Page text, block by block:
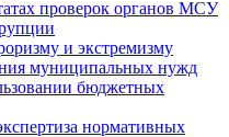
проверок органов МСУ
и экстремизму
муниципальных нужд
бюджетных
нормативных